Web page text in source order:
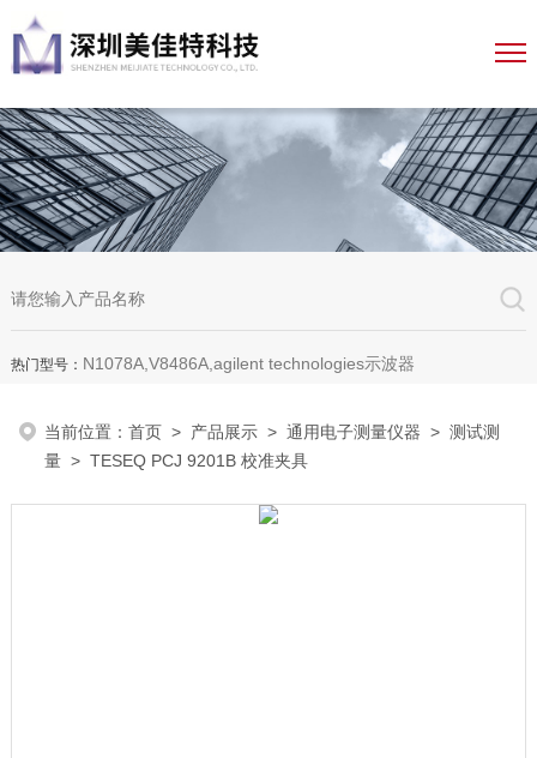
热门型号： N1078A,V8486A,agilent technologies示波器
当前位置：首页 > 产品展示 >通用电子测量仪器 >测试测
量 > TESEQ PCJ 9201B 校准夹具